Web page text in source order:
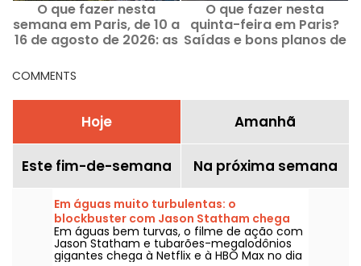
O que fazer nesta
semana em Paris, de 10 a
16 de agosto de 2026: as
O que fazer nesta
quinta-feira em Paris?
Saídas e bons planos de
COMMENTS
Hoje Amanhã
Este fim-de-semana Na próxima semana
Em águas muito turbulentas: o
blockbuster com Jason Statham chega
na Netflix e na HBO Max
Em águas bem turvas, o filme de ação com
Jason Statham e tubarões-megalodônios
gigantes chega à Netflix e à HBO Max no dia